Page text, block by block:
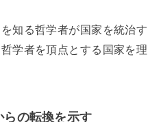
知る哲学者が国家を統治す
学者を頂点とする国家を理
らの転換を示す